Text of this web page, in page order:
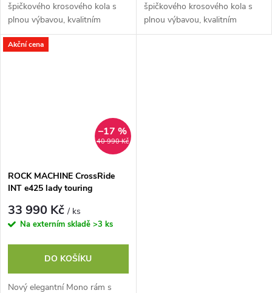
špičkového krosového kola s
plnou výbavou, kvalitním
motorem Shimano Steps
E5000 a plně integrovanou
špičkového krosového kola s
plnou výbavou, kvalitním
motorem Shimano Steps
Akční cena
40 990 Kč
–17 %
ROCK MACHINE CrossRide
INT e425 lady touring
33 990 Kč/ ks
Na externím skladě >3 ks
DO KOŠÍKU
Nový elegantní Mono rám s